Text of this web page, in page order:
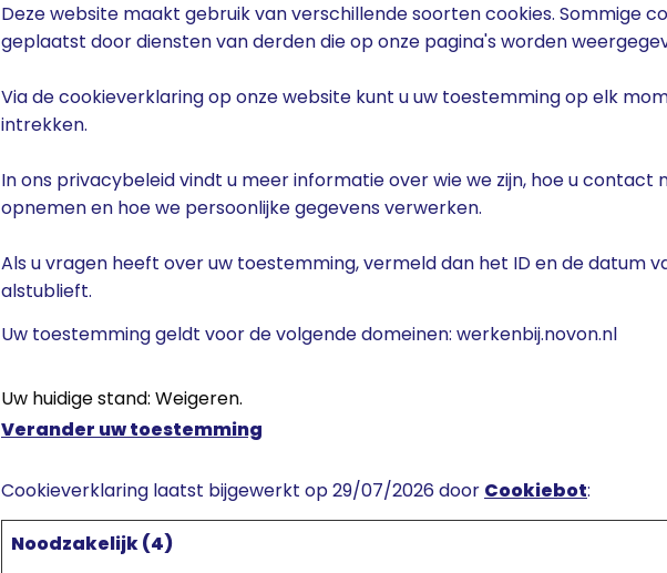
Deze website maakt gebruik van verschillende soorten cookies. Sommige
geplaatst door diensten van derden die op onze pagina's worden
Via de cookieverklaring op onze website kunt u uw toestemming op elk
intrekken.
In ons privacybeleid vindt u meer informatie over wie we zijn, hoe u contact
opnemen en hoe we persoonlijke gegevens verwerken.
Als u vragen heeft over uw toestemming, vermeld dan het ID en de datum
alstublieft.
Uw toestemming geldt voor de volgende domeinen: werkenbij.novon.nl
Uw huidige stand: Weigeren.
Verander uw toestemming
Cookieverklaring laatst bijgewerkt op 29/07/2026 door Cookiebot:
Noodzakelijk (4)